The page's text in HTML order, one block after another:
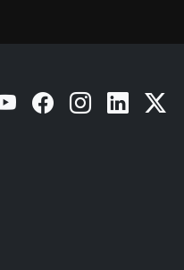
YouTube Facebook Instagram